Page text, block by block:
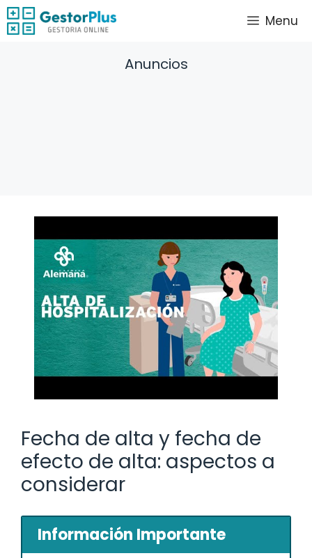
Saltar
al
Menu
Anuncios
Fecha de alta y fecha de
efecto de alta: aspectos a
considerar
Información Importante